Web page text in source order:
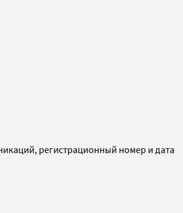
регистрационный номер и дата